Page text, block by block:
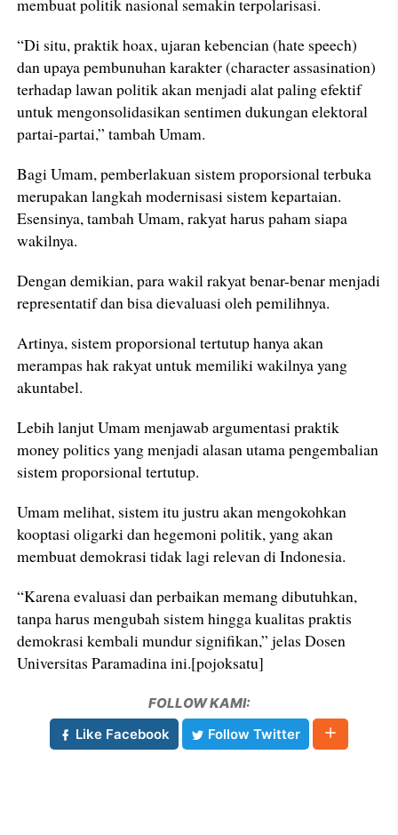
membuat politik nasional semakin terpolarisasi.
“Di situ, praktik hoax, ujaran kebencian (hate speech)
dan upaya pembunuhan karakter (character assasination)
terhadap lawan politik akan menjadi alat paling efektif
untuk mengonsolidasikan sentimen dukungan elektoral
partai-partai,” tambah Umam.
Bagi Umam, pemberlakuan sistem proporsional terbuka
merupakan langkah modernisasi sistem kepartaian.
Esensinya, tambah Umam, rakyat harus paham siapa
wakilnya.
Dengan demikian, para wakil rakyat benar-benar menjadi
representatif dan bisa dievaluasi oleh pemilihnya.
Artinya, sistem proporsional tertutup hanya akan
merampas hak rakyat untuk memiliki wakilnya yang
akuntabel.
Lebih lanjut Umam menjawab argumentasi praktik
money politics yang menjadi alasan utama pengembalian
sistem proporsional tertutup.
Umam melihat, sistem itu justru akan mengokohkan
kooptasi oligarki dan hegemoni politik, yang akan
membuat demokrasi tidak lagi relevan di Indonesia.
“Karena evaluasi dan perbaikan memang dibutuhkan,
tanpa harus mengubah sistem hingga kualitas praktis
demokrasi kembali mundur signifikan,” jelas Dosen
Universitas Paramadina ini.[pojoksatu]
FOLLOW KAMI:
Like Facebook
Follow Twitter